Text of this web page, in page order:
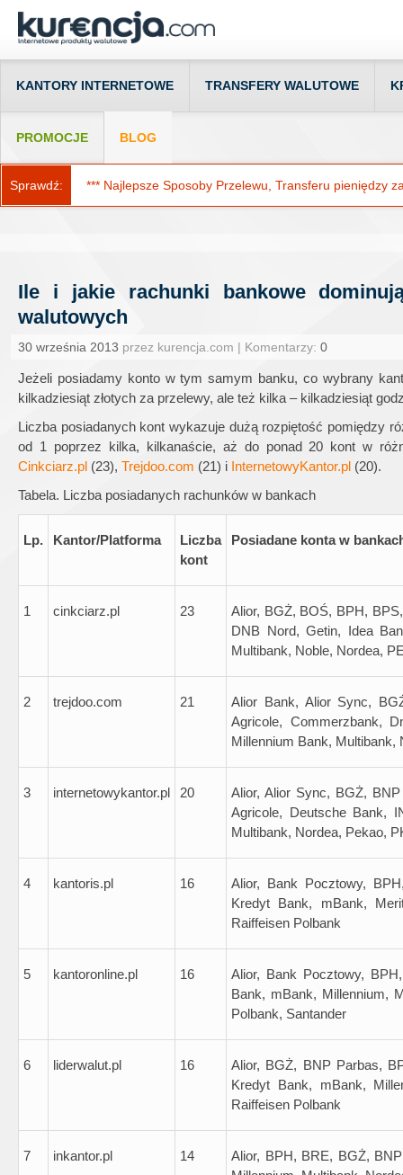
KANTORY INTERNETOWE TRANSFERY WALUTOWE
PROMOCJE BLOG
Sprawdź: *** Najlepsze Sposoby Przelewu, Transferu pieniędzy
Ile i jakie rachunki bankowe
walutowych
30 września 2013 przez kurencja.com | Komentarzy: 0
Jeżeli posiadamy konto w tym samym banku, co wybrany
kilkadziesiąt złotych za przelewy, ale też kilka – kilkadziesiąt
Liczba posiadanych kont wykazuje dużą rozpiętość pomiędzy
od 1 poprzez kilka, kilkanaście, aż do ponad 20 kont w
Cinkciarz.pl (23), Trejdoo.com (21) i InternetowyKantor.pl (20).
Tabela. Liczba posiadanych rachunków w bankach
Lp. Kantor/Platforma
Liczba
kont
Posiadane konta w
1 cinkciarz.pl 23
Alior, BGŻ, BOŚ, BPH,
DNB Nord, Getin, Idea
Multibank, Noble, Nordea,
2 trejdoo.com 21
Alior Bank, Alior Sync,
Agricole, Commerzbank,
Millennium Bank, Multibank,
3 internetowykantor.pl 20
Alior, Alior Sync, BGŻ,
Agricole, Deutsche Bank,
Multibank, Nordea, Pekao,
4 kantoris.pl 16
Alior, Bank Pocztowy,
Kredyt Bank, mBank,
Raiffeisen Polbank
5 kantoronline.pl 16
Alior, Bank Pocztowy,
Bank, mBank, Millennium,
Polbank, Santander
6 liderwalut.pl 16
Alior, BGŻ, BNP Parbas,
Kredyt Bank, mBank,
Raiffeisen Polbank
7 inkantor.pl 14
Alior, BPH, BRE, BGŻ,